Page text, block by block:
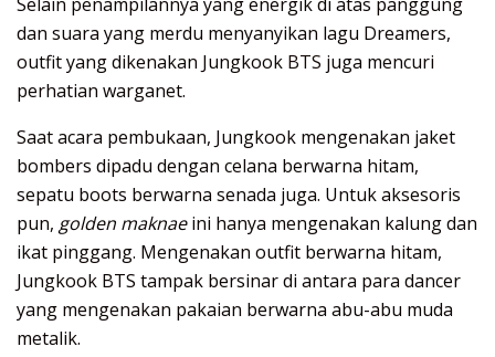
dan suara yang merdu menyanyikan lagu Dreamers,
outfit yang dikenakan Jungkook BTS juga mencuri
perhatian warganet.
Saat acara pembukaan, Jungkook mengenakan jaket
bombers dipadu dengan celana berwarna hitam,
sepatu boots berwarna senada juga. Untuk aksesoris
pun, golden maknaeini hanya mengenakan kalung dan
ikat pinggang. Mengenakan outfit berwarna hitam,
Jungkook BTS tampak bersinar di antara para dancer
yang mengenakan pakaian berwarna abu-abu muda
metalik.